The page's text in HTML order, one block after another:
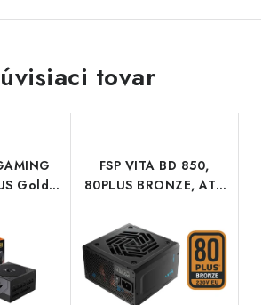
tovar
Gold
FSP VITA BD 850,
80PLUS BRONZE, ATX